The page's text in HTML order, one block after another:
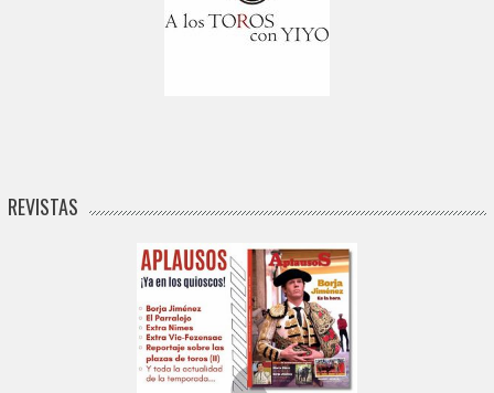
REVISTAS